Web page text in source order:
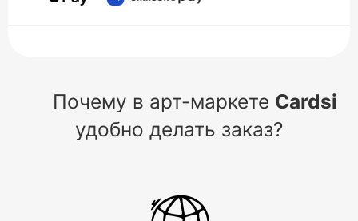
Почему в арт-маркете Cardsi
удобно делать заказ?